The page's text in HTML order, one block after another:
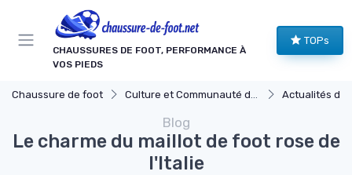
CHAUSSURES DE FOOT, PERFORMANCE À
VOS PIEDS
TOPs
Chaussure de foot Culture et Communauté du Football Actualités du
Blog
Le charme du maillot de foot rose de
l'Italie
Panneau de gestion des cookies